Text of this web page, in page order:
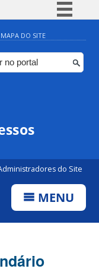
Simplifique!
BR
Participe
Canais
MAPA DO SITE
do Site
MENU